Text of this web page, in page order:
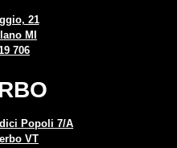
21
MI
706
Popoli 7/A
VT